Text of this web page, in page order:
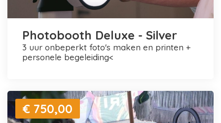
Photobooth Deluxe - Silver
3 uur onbeperkt foto's maken en printen +
personele begeleiding<
€ 750,00